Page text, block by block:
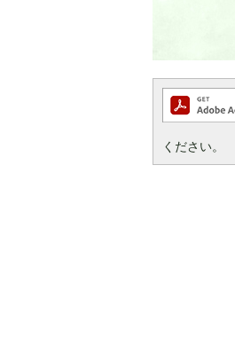
ください。